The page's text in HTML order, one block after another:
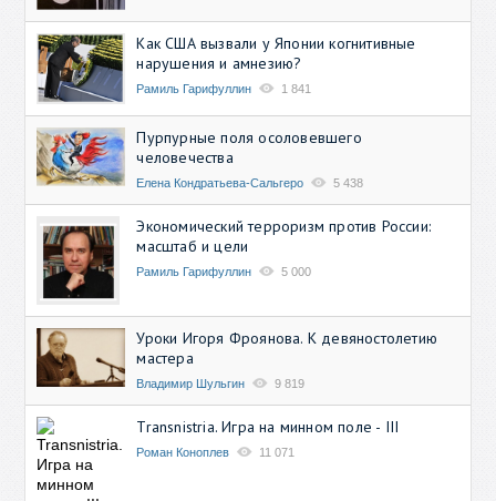
Как США вызвали у Японии когнитивные
нарушения и амнезию?
Рамиль Гарифуллин 1 841
Пурпурные поля осоловевшего
человечества
Елена Кондратьева-Сальгеро 5 438
Экономический терроризм против России:
масштаб и цели
Рамиль Гарифуллин 5 000
Уроки Игоря Фроянова. К девяностолетию
мастера
Владимир Шульгин 9 819
Transnistria. Игра на минном поле - III
Роман Коноплев 11 071